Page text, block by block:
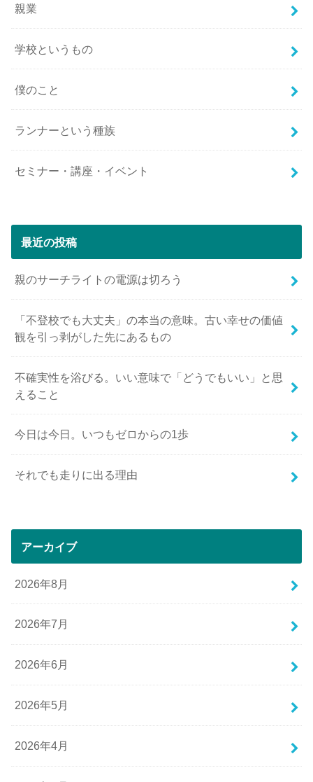
親業
学校というもの
僕のこと
ランナーという種族
セミナー・講座・イベント
最近の投稿
親のサーチライトの電源は切ろう
「不登校でも大丈夫」の本当の意味。古い幸せの価値
観を引っ剥がした先にあるもの
不確実性を浴びる。いい意味で「どうでもいい」と思
えること
今日は今日。いつもゼロからの1歩
それでも走りに出る理由
アーカイブ
2026年8月
2026年7月
2026年6月
2026年5月
2026年4月